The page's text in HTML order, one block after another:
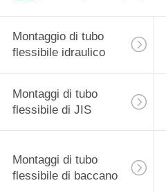
Montaggio di tubo
flessibile idraulico
Montaggi di tubo
flessibile di JIS
Montaggi di tubo
flessibile di baccano